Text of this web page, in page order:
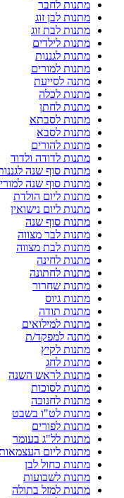
מתנות לחבר
מתנות לבן זוג
מתנות לבת זוג
מתנות לילדים
מתנות לגננות
מתנות למורים
מתנה לסייעת
מתנות לכלה
מתנות לחתן
מתנות לסבתא
מתנות לסבא
מתנות להורים
מתנות לדודה ולדוד
מתנות סוף שנה
מתנות סוף שנה
מתנות ליום הולדת
מתנות ליום נישואין
מתנות סוף שנה
מתנות לבר מצווה
מתנות לבת מצווה
מתנות לחינה
מתנות לחתונה
מתנות שחרור
מתנות גיוס
מתנות תודה
מתנות למילואים
מתנה למפקד/ת
מתנות לקיץ
מתנות לחג
מתנות לראש השנה
מתנות לסוכות
מתנות לחנוכה
מתנות לט"ו בשבט
מתנות לפורים
מתנות לל"ג בעומר
מתנות ליום
מתנות כחול לבן
מתנות לשבועות
מתנות למזל בתולה